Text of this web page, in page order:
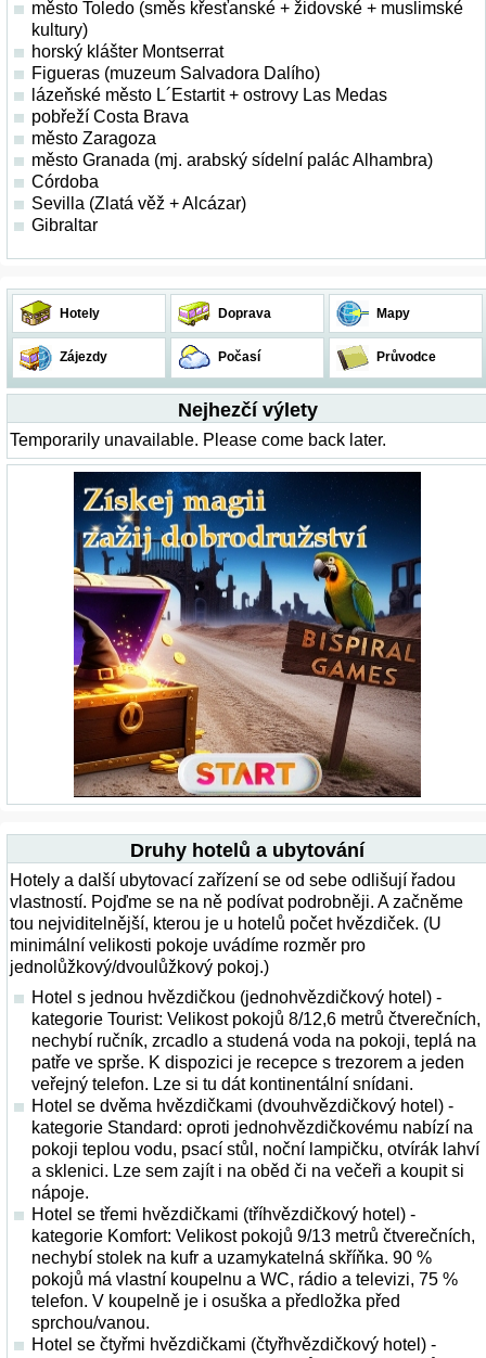
město Toledo (směs křesťanské + židovské + muslimské
kultury)
horský klášter Montserrat
Figueras (muzeum Salvadora Dalího)
lázeňské město L´Estartit + ostrovy Las Medas
pobřeží Costa Brava
město Zaragoza
město Granada (mj. arabský sídelní palác Alhambra)
Córdoba
Sevilla (Zlatá věž + Alcázar)
Gibraltar
Hotely Doprava Mapy
Zájezdy Počasí Průvodce
Nejhezčí výlety
Temporarily unavailable. Please come back later.
Druhy hotelů a ubytování
Hotely a další ubytovací zařízení se od sebe odlišují řadou
vlastností. Pojďme se na ně podívat podrobněji. A začněme
tou nejviditelnější, kterou je u hotelů počet hvězdiček. (U
minimální velikosti pokoje uvádíme rozměr pro
jednolůžkový/dvoulůžkový pokoj.)
Hotel s jednou hvězdičkou (jednohvězdičkový hotel) -
kategorie Tourist: Velikost pokojů 8/12,6 metrů čtverečních,
nechybí ručník, zrcadlo a studená voda na pokoji, teplá na
patře ve sprše. K dispozici je recepce s trezorem a jeden
veřejný telefon. Lze si tu dát kontinentální snídani.
Hotel se dvěma hvězdičkami (dvouhvězdičkový hotel) -
kategorie Standard: oproti jednohvězdičkovému nabízí na
pokoji teplou vodu, psací stůl, noční lampičku, otvírák lahví
a sklenici. Lze sem zajít i na oběd či na večeři a koupit si
nápoje.
Hotel se třemi hvězdičkami (tříhvězdičkový hotel) -
kategorie Komfort: Velikost pokojů 9/13 metrů čtverečních,
nechybí stolek na kufr a uzamykatelná skříňka. 90 %
pokojů má vlastní koupelnu a WC, rádio a televizi, 75 %
telefon. V koupelně je i osuška a předložka před
sprchou/vanou.
Hotel se čtyřmi hvězdičkami (čtyřhvězdičkový hotel) -